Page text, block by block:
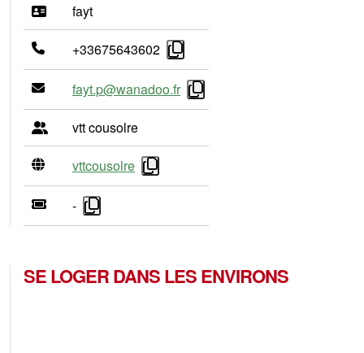
fayt
+33675643602
fayt.p@wanadoo.fr
vtt cousolre
vttcousolre
-
SE LOGER DANS LES ENVIRONS